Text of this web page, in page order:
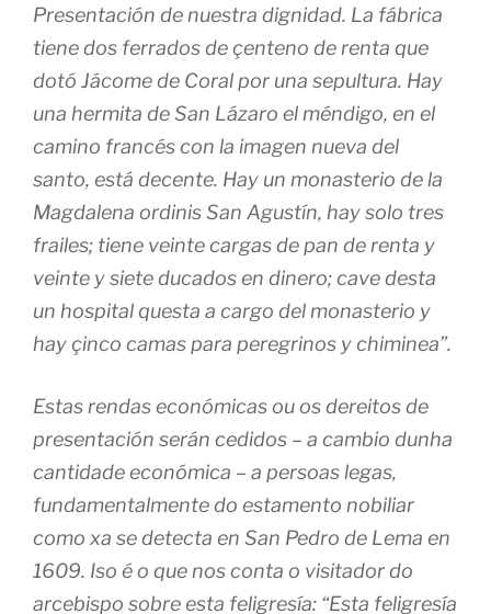
Presentación de nuestra dignidad. La fábrica
tiene dos ferrados de çenteno de renta que
dotó Jácome de Coral por una sepultura. Hay
una hermita de San Lázaro el méndigo, en el
camino francés con la imagen nueva del
santo, está decente. Hay un monasterio de la
Magdalena ordinis San Agustín, hay solo tres
frailes; tiene veinte cargas de pan de renta y
veinte y siete ducados en dinero; cave desta
un hospital questa a cargo del monasterio y
hay çinco camas para peregrinos y chiminea”.
Estas rendas económicas ou os dereitos de
presentación serán cedidos – a cambio dunha
cantidade económica – a persoas legas,
fundamentalmente do estamento nobiliar
como xa se detecta en San Pedro de Lema en
1609. Iso é o que nos conta o visitador do
arcebispo sobre esta feligresía: “Esta feligresía